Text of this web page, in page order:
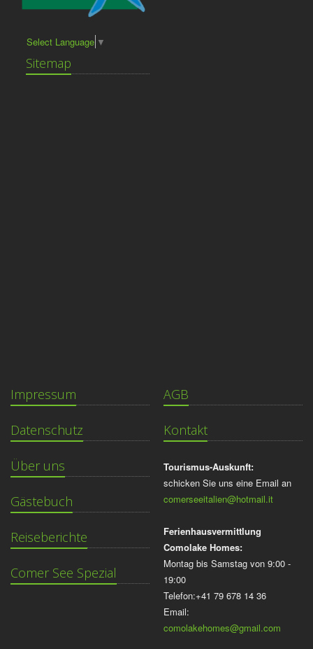
Select Language ▼
Sitemap
Impressum
Datenschutz
Über uns
Gästebuch
Reiseberichte
Comer See Spezial
AGB
Kontakt
Tourismus-Auskunft:
schicken Sie uns eine Email an
comerseeitalien@hotmail.it
Ferienhausvermittlung
Comolake Homes:
Montag bis Samstag von 9:00 -
19:00
Telefon:+41 79 678 14 36
Email:
comolakehomes@gmail.com